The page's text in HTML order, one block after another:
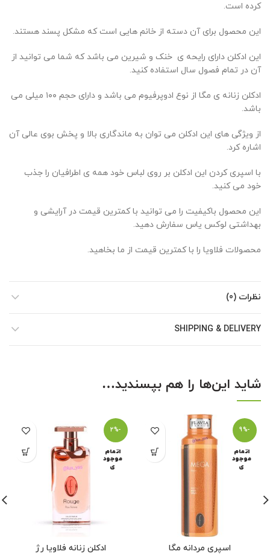
کرده است.
این محصول برای آن دسته از خانم هایی است که مشکل پسند هستند.
این ادکلن دارای رایحه ی خنک و شیرین می باشد که شما می توانید از
آن در تمام فصول سال استفاده کنید.
ادکلن زنانه ی مگا از نوع ادوپرفیوم می باشد و دارای حجم ۱۰۰ میلی می
باشد.
از ویژگی های این ادکلن می توان به ماندگاری بالا و پخش بوی عالی آن
اشاره کرد.
با اسپری کردن این ادکلن بر روی لباس خود همه ی اطرافیان را جذب
خود می کنید.
این محصول باکیفیت را می توانید با کمترین قیمت در آرایشی و
بهداشتی لوکس یاس سفارش دهید.
محصولات فلاویا را با کمترین قیمت از ما بخاهید.
نظرات (0)
SHIPPING & DELIVERY
شاید این‌ها را هم بپسندید…
-9%
اتمام
موجود
ی
اسپری مردانه مگا
-2%
اتمام
موجود
ی
ادکلن زنانه فلاویا رژ